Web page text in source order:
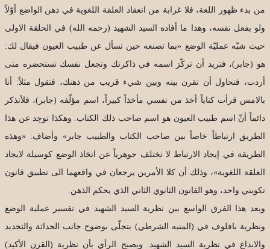
من بدء ظهور اللغة، فلا غرابة من انعقاد العلقة اللغوية في ذهن الواضع أوّلاً
ولو بفعل نفسه، وهذا ما أفاده السيد الشهيد (رحمه الله) في الحلقة الاولى
حيث شبّه عمليّة الوضع «بما تصنعه حين تسأل عن طبيب العيون فيقال لك:
هو (جابر)، فتريد أن تركّز اسمه في ذاكرتك وتجعل نفسك تستحضره متى
أردت، فتحاول أن تقرن بينه وبين شيء قريب من ذهنك، فتقول مثلاً: أنا
بالامس قرأت كتاباً أخذ من نفسي مأخذاً كبيراً، اسم مؤلّفه (جابر)، فلأتذكر
دائماً أنّ اسم طبيب العيون هو اسم صاحب ذلك الكتاب. وهكذا توجِد عن هذا
الطريق ارتباطاً خاصاً بين صاحب الكتاب والطبيب جابر» وأضاف: «وهذه
الطريقة في إيجاد الارتباط لا تختلف جوهرياً عن اتخاذ الوضع كوسيلة لايجاد
العلقة اللغوية»، وذلك أن كلا الأمرين يرجعان في واقعهما الى تطبيق قانون
تكويني واحد، وهو القانون الثانوي الثاني الذي يحكم الذهن.
وبعد هذا الفرق الواسع بين نظرية السيد الشهيد في تفسير عملية الوضع
ونظرية بافلوف في (المنبه الشرطي) يتجلّى بوضوح جانب الحداثة والتجديد
والابداع في نظرية السيد الشهيد. ويصبح الرأي بأن نظرية (القرن الأكيد)